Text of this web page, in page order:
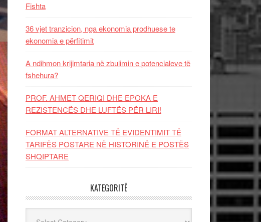
Fishta
36 vjet tranzicion, nga ekonomia prodhuese te
ekonomia e përfitimit
A ndihmon krijimtaria në zbulimin e potencialeve të
fshehura?
PROF. AHMET QERIQI DHE EPOKA E
REZISTENCЁS DHE LUFTЁS PЁR LIRI!
FORMAT ALTERNATIVE TË EVIDENTIMIT TË
TARIFËS POSTARE NË HISTORINË E POSTËS
SHQIPTARE
KATEGORITË